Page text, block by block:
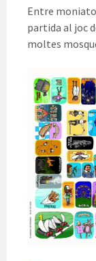
Entre
partida al joc
moltes